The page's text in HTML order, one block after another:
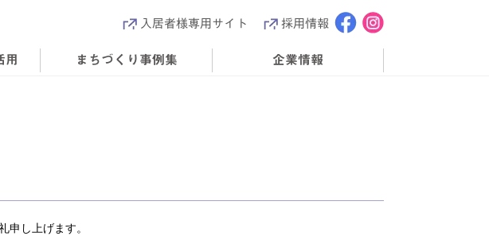
入居者様専用サイト 採用情報
用 まちづくり事例集 企業情報
申し上げます。